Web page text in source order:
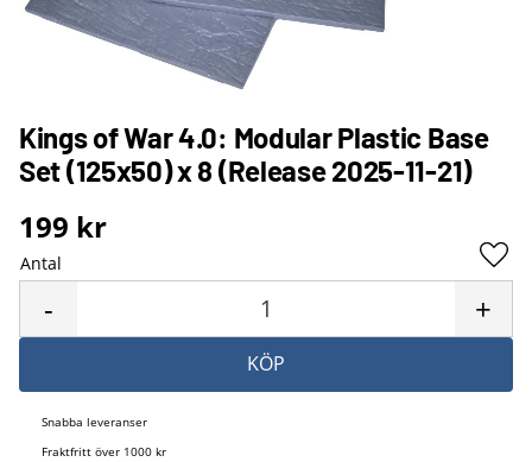
Kings of War 4.0: Modular Plastic Base
Set (125x50) x 8 (Release 2025-11-21)
199 kr
Antal
+
-
KÖP
Snabba leveranser
Fraktfritt över 1000 kr